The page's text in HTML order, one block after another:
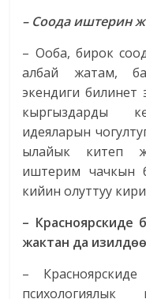
– Соода иштерин
– Ооба, бирок
албай жатам,
экендиги билинет
кыргыздарды
идеяларын
ылайык китеп
иштерим чачкын
кийин олуттуу
– Красноярскиде
жактан да
–